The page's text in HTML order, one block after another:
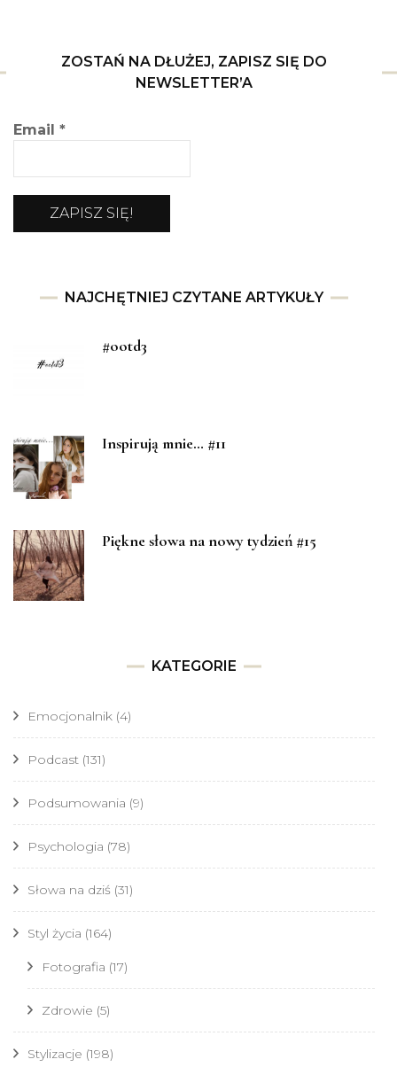
ZOSTAŃ NA DŁUŻEJ, ZAPISZ SIĘ DO
NEWSLETTER’A
Email *
NAJCHĘTNIEJ CZYTANE ARTYKUŁY
#ootd3
Inspirują mnie… #11
Piękne słowa na nowy tydzień #15
KATEGORIE
Emocjonalnik (4)
Podcast (131)
Podsumowania (9)
Psychologia (78)
Słowa na dziś (31)
Styl życia (164)
Fotografia (17)
Zdrowie (5)
Stylizacje (198)